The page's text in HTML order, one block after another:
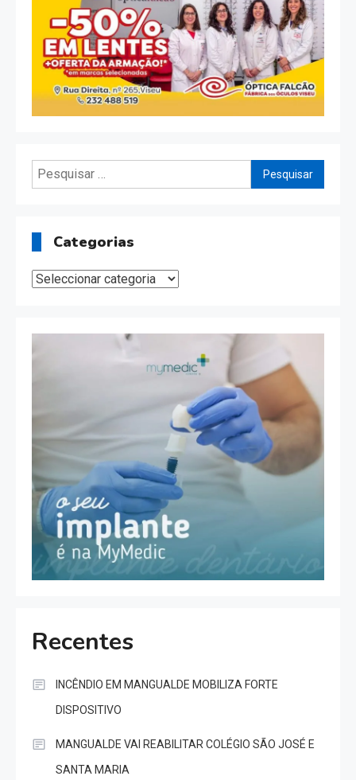
Pesquisar
por:
Categorias
Categorias
Recentes
INCÊNDIO EM MANGUALDE MOBILIZA FORTE
DISPOSITIVO
MANGUALDE VAI REABILITAR COLÉGIO SÃO JOSÉ E
SANTA MARIA